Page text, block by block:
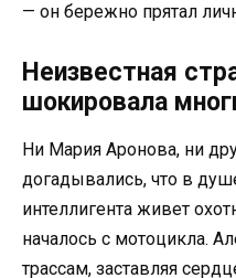
— он бережно прятал
Неизвестная
шокировала
Ни Мария Аронова, ни
догадывались, что в
интеллигента живет
началось с мотоцикла.
трассам, заставляя